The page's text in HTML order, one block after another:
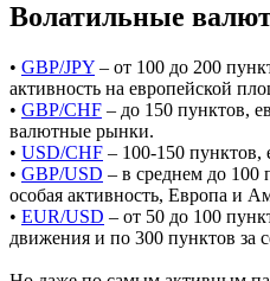
Волатильные
• GBP/JPY – от 100 до 200
активность на европейской
• GBP/CHF – до 150 пунктов,
валютные рынки.
• USD/CHF – 100-150 пунктов,
• GBP/USD – в среднем до 100
особая активность, Европа и
• EUR/USD – от 50 до 100
движения и по 300 пунктов за